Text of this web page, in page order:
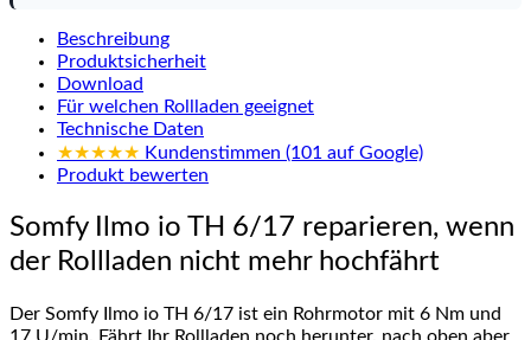
Beschreibung
Produktsicherheit
Download
Für welchen Rollladen geeignet
Technische Daten
★★★★★ Kundenstimmen (101 auf Google)
Produkt bewerten
Somfy Ilmo io TH 6/17 reparieren, wenn
der Rollladen nicht mehr hochfährt
Der Somfy Ilmo io TH 6/17 ist ein Rohrmotor mit 6 Nm und
17 U/min. Fährt Ihr Rollladen noch herunter, nach oben aber